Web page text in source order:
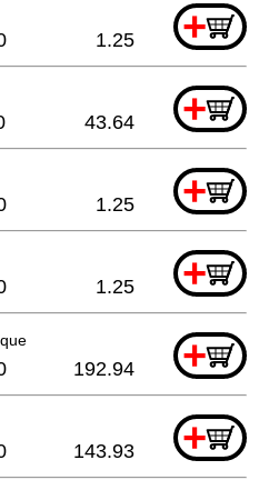
+
1.25
+
43.64
+
1.25
+
1.25
+
192.94
+
143.93